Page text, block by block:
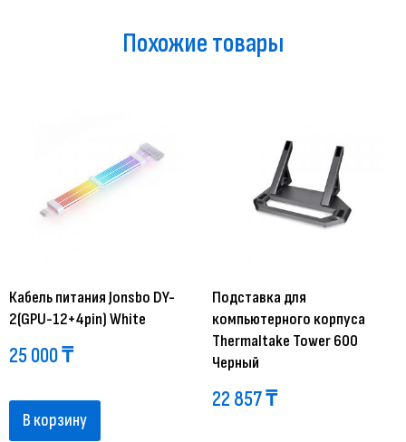
Похожие товары
Кабель питания Jonsbo DY-
2(GPU-12+4pin) White
25 000₸
В корзину
Подставка для
компьютерного корпуса
Thermaltake Tower 600
Черный
22 857₸